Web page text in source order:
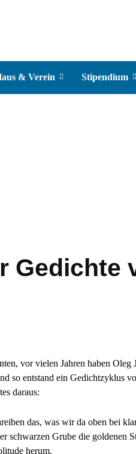
& Verein Stipendium
Gedichte
vor vielen Jahren haben
so entstand ein Gedichtzyklus
daraus:
das, was wir da oben bei
schwarzen Grube die goldenen
herum.